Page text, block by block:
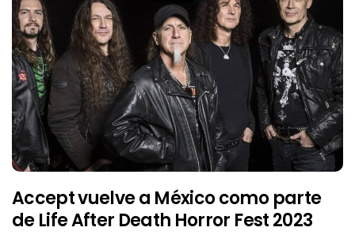
Accept vuelve a México como parte
de Life After Death Horror Fest 2023